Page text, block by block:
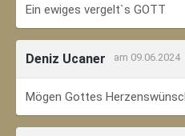
Ein ewiges vergelt`s GOTT
Deniz Ucaner am 09.06.2024
Mögen Gottes